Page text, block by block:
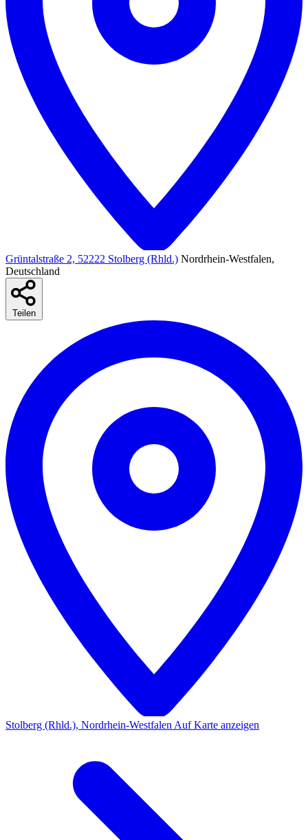
Grüntalstraße 2, 52222 Stolberg (Rhld.) Nordrhein-Westfalen,
Deutschland
Teilen
Stolberg (Rhld.), Nordrhein-Westfalen Auf Karte anzeigen